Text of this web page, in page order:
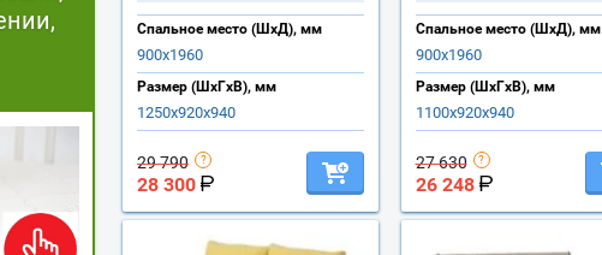
Спальное место (ШхД), мм
900х1960
Размер (ШхГхВ), мм
1250х920х940
29 790
28 300
Спальное место (ШхД), мм
900х1960
Размер (ШхГхВ), мм
1100х920х940
27 630
26 248